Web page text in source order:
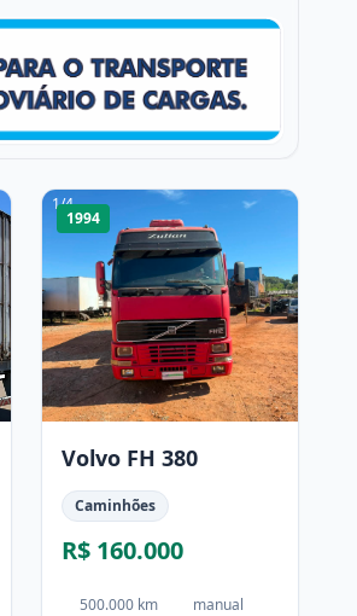
1/4
1994
Volvo FH 380
Caminhões
R$ 160.000
500.000 km
manual